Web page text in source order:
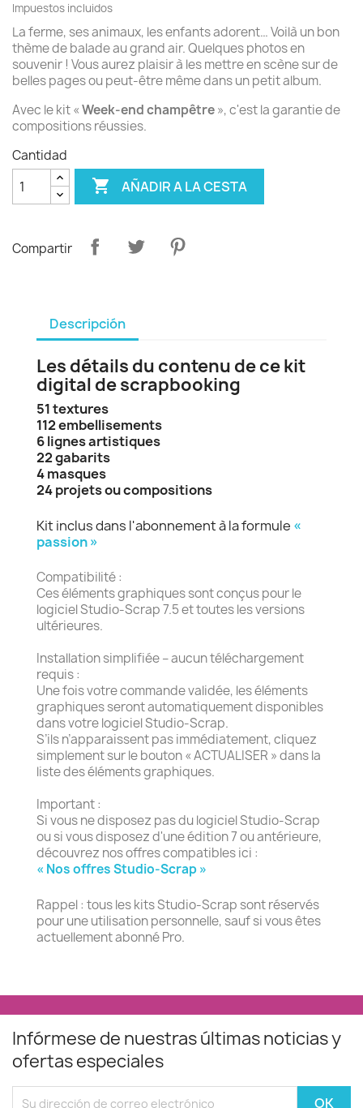
Impuestos incluidos
La ferme, ses animaux, les enfants adorent… Voilà un bon
thème de balade au grand air. Quelques photos en
souvenir ! Vous aurez plaisir à les mettre en scène sur de
belles pages ou peut-être même dans un petit album.
Avec le kit «Week-end champêtre», c'est la garantie de
compositions réussies.
Cantidad
 AÑADIR A LA CESTA
Compartir
Descripción
Les détails du contenu de ce kit
digital de scrapbooking
51 textures
112 embellisements
6 lignes artistiques
22 gabarits
4 masques
24 projets ou compositions
Kit inclus dans l'abonnement à la formule «
passion »
Compatibilité :
Ces éléments graphiques sont conçus pour le
logiciel Studio-Scrap 7.5 et toutes les versions
ultérieures.
Installation simplifiée – aucun téléchargement
requis :
Une fois votre commande validée, les éléments
graphiques seront automatiquement disponibles
dans votre logiciel Studio-Scrap.
S’ils n’apparaissent pas immédiatement, cliquez
simplement sur le bouton « ACTUALISER » dans la
liste des éléments graphiques.
Important :
Si vous ne disposez pas du logiciel Studio-Scrap
ou si vous disposez d'une édition 7 ou antérieure,
découvrez nos offres compatibles ici :
« Nos offres Studio-Scrap »
Rappel : tous les kits Studio-Scrap sont réservés
pour une utilisation personnelle, sauf si vous êtes
actuellement abonné Pro.
Infórmese de nuestras últimas noticias y
ofertas especiales